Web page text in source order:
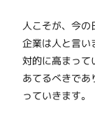
人こそが、今の
企業は人と言い
対的に高まって
あてるべきであ
っていきます。